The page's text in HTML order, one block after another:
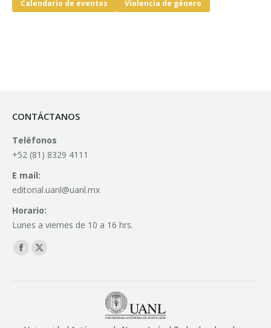
Calendario de eventos Violencia de género
CONTÁCTANOS
Teléfonos
+52 (81) 8329 4111
E mail:
editorial.uanl@uanl.mx
Horario:
Lunes a viernes de 10 a 16 hrs.
Find us on:
Facebook
X